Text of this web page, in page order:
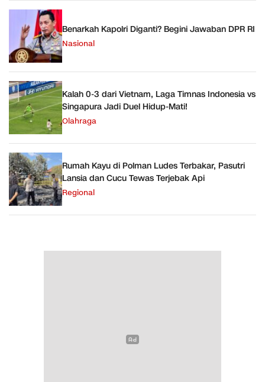
Benarkah Kapolri Diganti? Begini Jawaban DPR RI
Nasional
Kalah 0-3 dari Vietnam, Laga Timnas Indonesia vs
Singapura Jadi Duel Hidup-Mati!
Olahraga
Rumah Kayu di Polman Ludes Terbakar, Pasutri
Lansia dan Cucu Tewas Terjebak Api
Regional